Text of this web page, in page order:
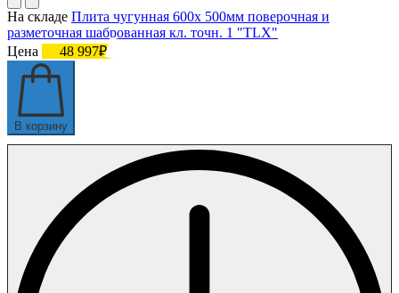
На складе Плита чугунная 600х 500мм поверочная и
разметочная шаброванная кл. точн. 1 "TLX"
Цена
48 997₽
В корзину